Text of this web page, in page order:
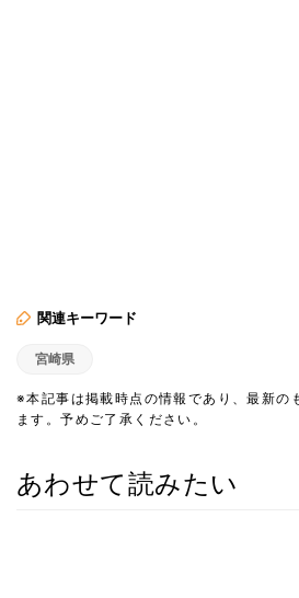
関連キーワード
宮崎県
※本記事は掲載時点の情報であり、最新の
ます。予めご了承ください。
あわせて読みたい